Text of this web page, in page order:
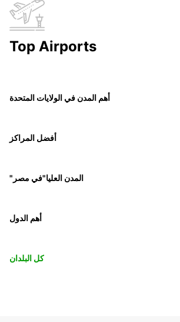
Top Airports
أهم المدن في الولايات المتحدة
أفضل المراكز
"المدن العليا"في مصر
أهم الدول
كل البلدان